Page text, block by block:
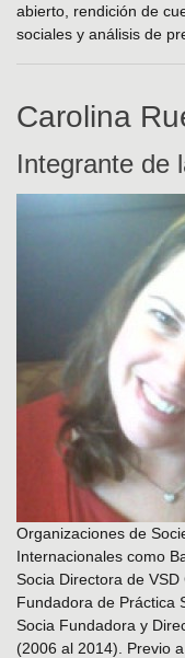
abierto, rendición de
sociales y análisis de
Carolina
Integrante de
Organizaciones de
Internacionales como
Socia Directora de
Fundadora de Práctica
Socia Fundadora y
(2006 al 2014). Previo